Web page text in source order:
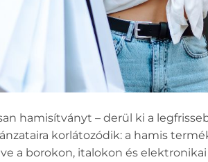
hamisítványt – derül ki a
korlátozódik: a hamis
a borokon, italokon és elektronikai